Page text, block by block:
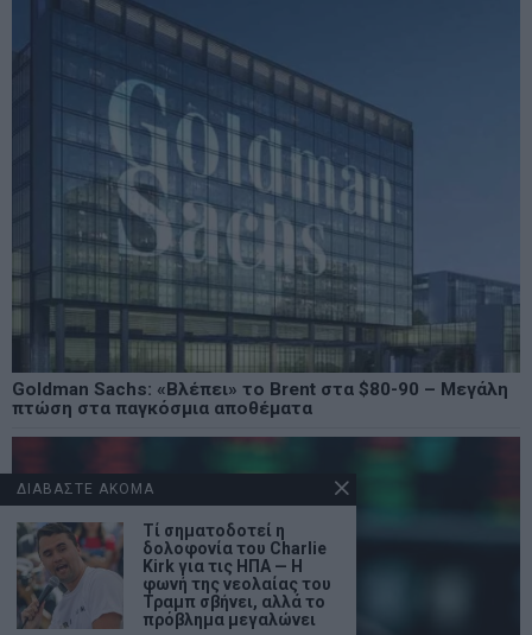
Goldman Sachs: «Βλέπει» το Brent στα $80-90 – Μεγάλη
πτώση στα παγκόσμια αποθέματα
ΔΙΑΒΑΣΤΕ ΑΚΟΜΑ
Τί σηματοδοτεί η
δολοφονία του Charlie
Kirk για τις ΗΠΑ — Η
φωνή της νεολαίας του
Τραμπ σβήνει, αλλά το
πρόβλημα μεγαλώνει